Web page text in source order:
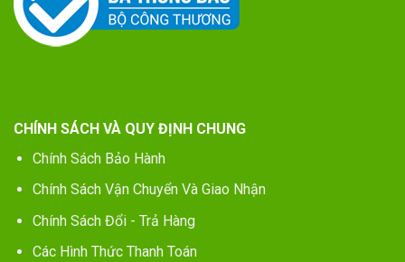
CHÍNH SÁCH VÀ QUY ĐỊNH CHUNG
Chính Sách Bảo Hành
Chính Sách Vận Chuyển Và Giao Nhận
Chính Sách Đổi - Trả Hàng
Các Hình Thức Thanh Toán